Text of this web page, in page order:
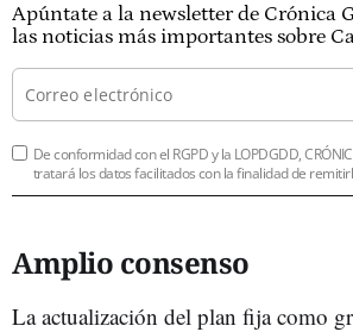
Apúntate a la newsletter de Crónica
las noticias más importantes sobre
De conformidad con el RGPD y la LOPDGDD,
tratará los datos facilitados con la finalidad de
Amplio consenso
La actualización del plan fija como